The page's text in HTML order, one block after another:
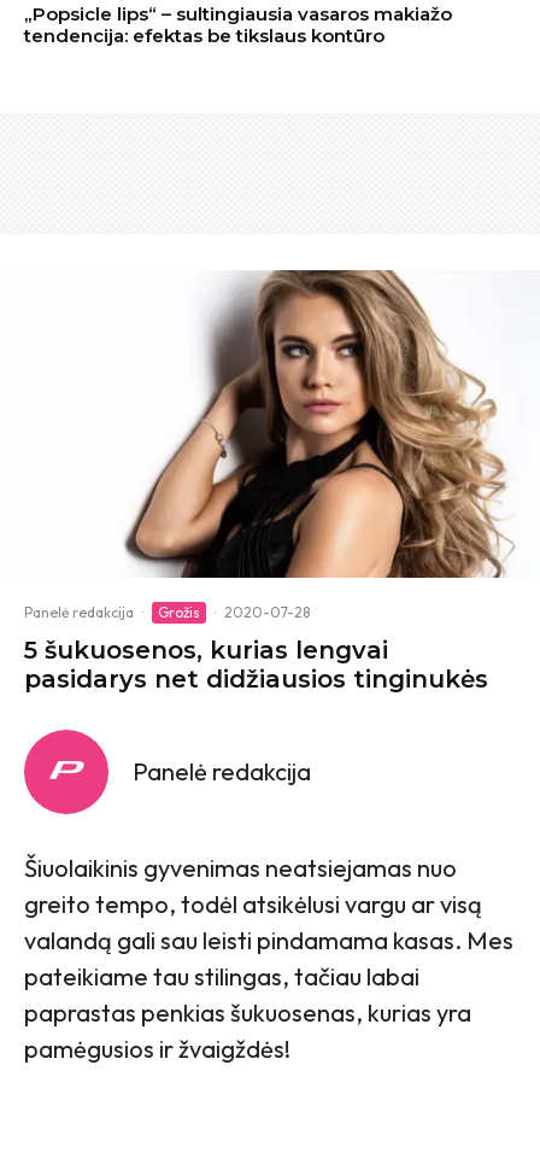
„Popsicle lips“ – sultingiausia vasaros makiažo
tendencija: efektas be tikslaus kontūro
Panelė redakcija · Grožis · 2020-07-28
5 šukuosenos, kurias lengvai
pasidarys net didžiausios tinginukės
Panelė redakcija
Šiuolaikinis gyvenimas neatsiejamas nuo
greito tempo, todėl atsikėlusi vargu ar visą
valandą gali sau leisti pindamama kasas. Mes
pateikiame tau stilingas, tačiau labai
paprastas penkias šukuosenas, kurias yra
pamėgusios ir žvaigždės!